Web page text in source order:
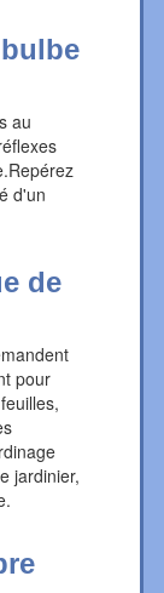
au
d'un
de
pour
jardinier,